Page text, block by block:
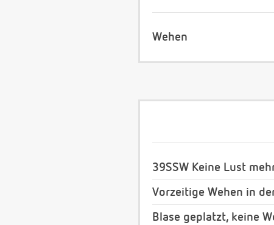
Wehen
39SSW Keine Lust
Vorzeitige Wehen in
Blase geplatzt, keine